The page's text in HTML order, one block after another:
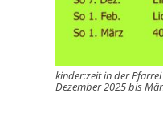
kinder:zeit in der
Dezember 2025 bis